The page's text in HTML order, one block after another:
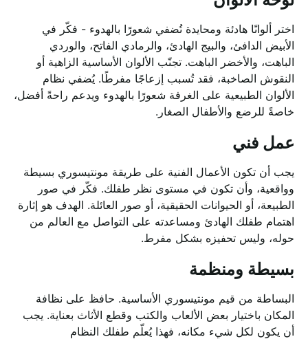
اختر ألوانًا هادئة ومحايدة تُضفي شعورًا بالهدوء - فكّر في
الأبيض الدافئ، والبيج الهادئ، والرمادي الفاتح، والوردي
الباهت، والأخضر الباهت. تجنّب الألوان الأساسية الزاهية أو
النقوش الصاخبة، فقد تُسبب إزعاجًا مفرطًا. يُضفي نظام
الألوان الطبيعية على الغرفة شعورًا بالهدوء ويدعم راحةً أفضل،
خاصةً للرضع والأطفال الصغار.
عمل فني
يجب أن تكون الأعمال الفنية على طريقة مونتيسوري بسيطة
وواقعية، وأن تكون في مستوى نظر طفلك. فكّر في صور
الطبيعة، أو الحيوانات الحقيقية، أو صور العائلة. الهدف هو إثارة
اهتمام طفلك الهادئ ومساعدته على التواصل مع العالم من
حوله، وليس تحفيزه بشكل مفرط.
بسيطة ومنظمة
البساطة من قيم مونتيسوري الأساسية. حافظ على نظافة
المكان باختيار بعض الألعاب والكتب وقطع الأثاث بعناية. يجب
أن يكون لكل شيء مكانه، فهذا يُعلّم طفلك النظام